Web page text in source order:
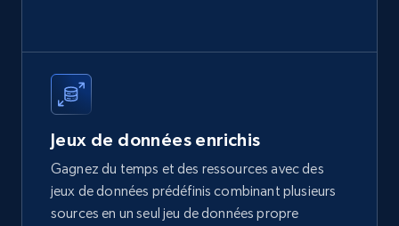
eCommerce
1.7K+
Amazon products search
Jeux de données enrichis
Gagnez du temps et des ressources avec des
jeux de données prédéfinis combinant plusieurs
sources en un seul jeu de données propre